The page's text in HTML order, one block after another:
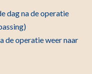
dag na de operatie
de operatie weer naar